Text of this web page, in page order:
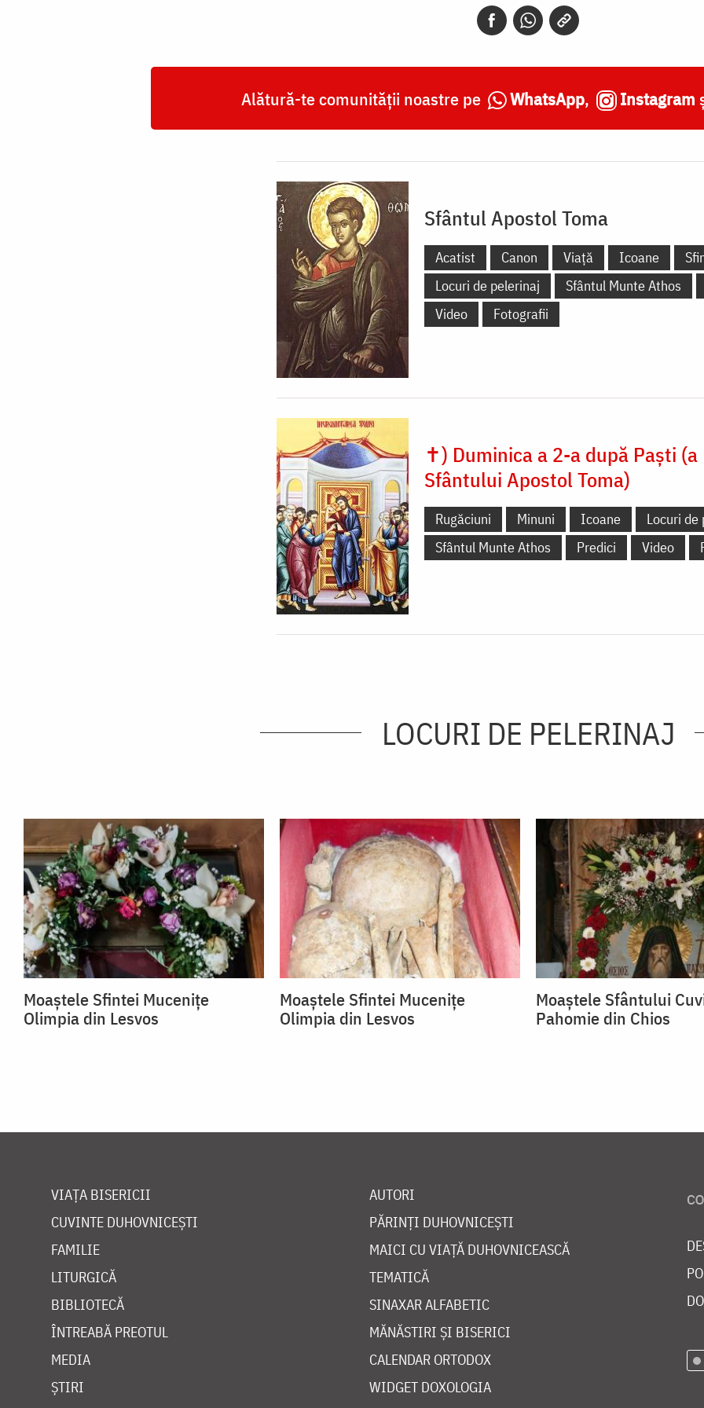
Alătură-te comunității noastre pe WhatsApp, Instagram
Sfântul Apostol Toma
Acatist Canon Viață Icoane
Locuri de pelerinaj
Sfântul Munte Athos
Video
Fotografii
✝) Duminica a 2-a după Paști (a
Sfântului Apostol Toma)
Rugăciuni Minuni Icoane
Locuri de
Sfântul Munte Athos
Predici Video
LOCURI DE PELERINAJ
Moaștele Sfintei Mucenițe
Olimpia din Lesvos
Moaștele Sfintei Mucenițe
Olimpia din Lesvos
Moaștele Sfântului
Pahomie din Chios
VIAȚA BISERICII
CUVINTE DUHOVNICEȘTI
FAMILIE
LITURGICĂ
BIBLIOTECĂ
ÎNTREABĂ PREOTUL
MEDIA
ȘTIRI
AUTORI
PĂRINȚI DUHOVNICEȘTI
MAICI CU VIAȚĂ DUHOVNICEASCĂ
TEMATICĂ
SINAXAR ALFABETIC
MĂNĂSTIRI ȘI BISERICI
CALENDAR ORTODOX
WIDGET DOXOLOGIA